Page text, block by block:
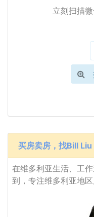
立刻扫描
买房卖房，找Bill Liu
在维多利亚生活、工
到，专注维多利亚地区